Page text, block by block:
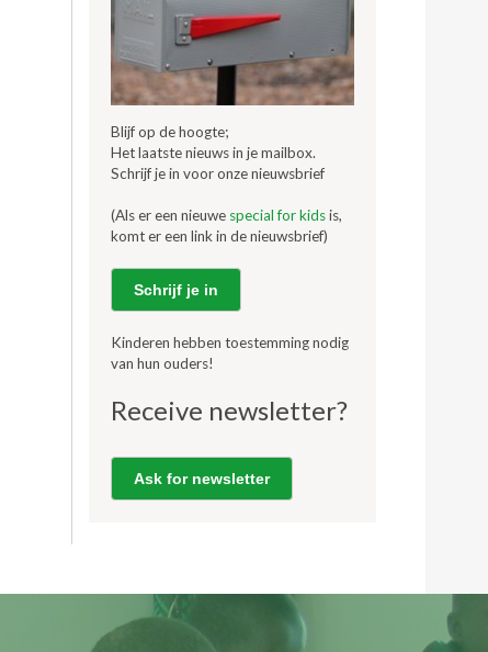
Blijf op de hoogte;
Het laatste nieuws in je mailbox.
Schrijf je in voor onze nieuwsbrief
(Als er een nieuwe special for kidsis,
komt er een link in de nieuwsbrief)
Schrijf je in
Kinderen hebben toestemming nodig
van hun ouders!
Receive newsletter?
Ask for newsletter